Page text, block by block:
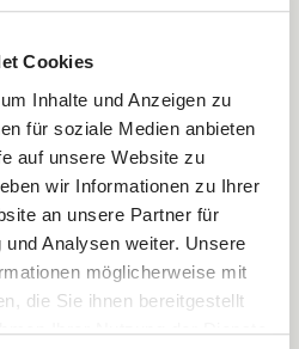
Cookies
Inhalte und Anzeigen zu
für soziale Medien anbieten
auf unsere Website zu
wir Informationen zu Ihrer
an unsere Partner für
Analysen weiter. Unsere
möglicherweise mit
die Sie ihnen bereitgestellt
Ihrer Nutzung der Dienste